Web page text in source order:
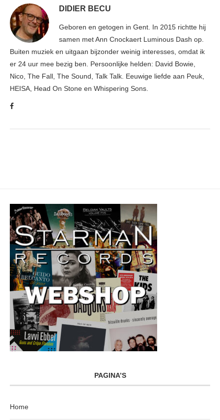
DIDIER BECU
Geboren en getogen in Gent. In 2015 richtte hij
samen met Ann Cnockaert Luminous Dash op.
Buiten muziek en uitgaan bijzonder weinig interesses, omdat ik
er 24 uur mee bezig ben. Persoonlijke helden: David Bowie,
Nico, The Fall, The Sound, Talk Talk. Eeuwige liefde aan Peuk,
HEISA, Head On Stone en Whispering Sons.
PAGINA’S
Home